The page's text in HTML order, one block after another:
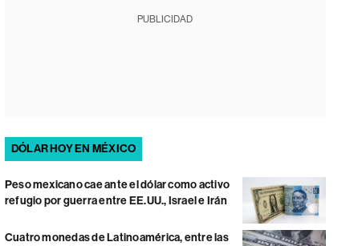
PUBLICIDAD
DÓLAR HOY EN MÉXICO
Peso mexicano cae ante el dólar como activo
refugio por guerra entre EE.UU., Israel e Irán
Cuatro monedas de Latinoamérica, entre las